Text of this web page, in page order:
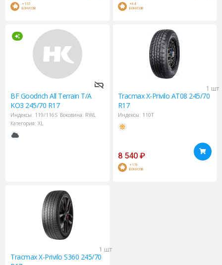
+155
БОНУСОВ
+84
БОНУСОВ
BF Goodrich All Terrain T/A
KO3 245/70 R17
Индексы: 119/116S Боковина: RWL
Категория: XL
1 шт
TracmaxX-Privilo AT08 245/70
R17
Индексы: 110T
8 540 ₽
+170
БОНУСОВ
1 шт
TracmaxX-Privilo S360 245/70